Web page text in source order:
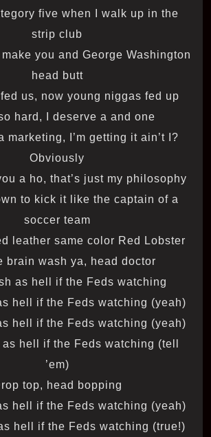
five when I walk up in the
strip club
you and George Washington
head butt
fed us, now young niggas fed up
hard, I deserve a and one
marketing, I’m getting it ain’t I?
Obviously
a ho, that’s just my philosophy
to kick it like the captain of a
soccer team
leather same color Red Lobster
brain wash ya, head doctor
as hell if the Feds watching
hell if the Feds watching (yeah)
hell if the Feds watching (yeah)
as hell if the Feds watching (tell
’em)
top, head bopping
hell if the Feds watching (yeah)
as hell if the Feds watching (true!)